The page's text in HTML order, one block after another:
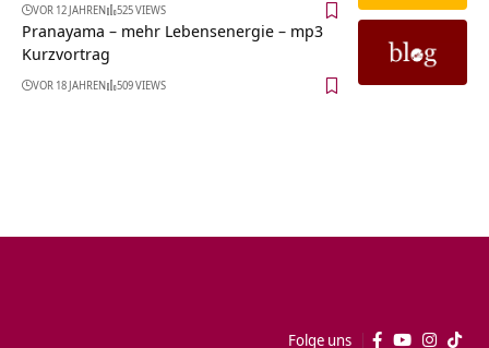
VOR 12 JAHREN 525 VIEWS
Pranayama – mehr Lebensenergie – mp3
Kurzvortrag
VOR 18 JAHREN 509 VIEWS
Folge uns